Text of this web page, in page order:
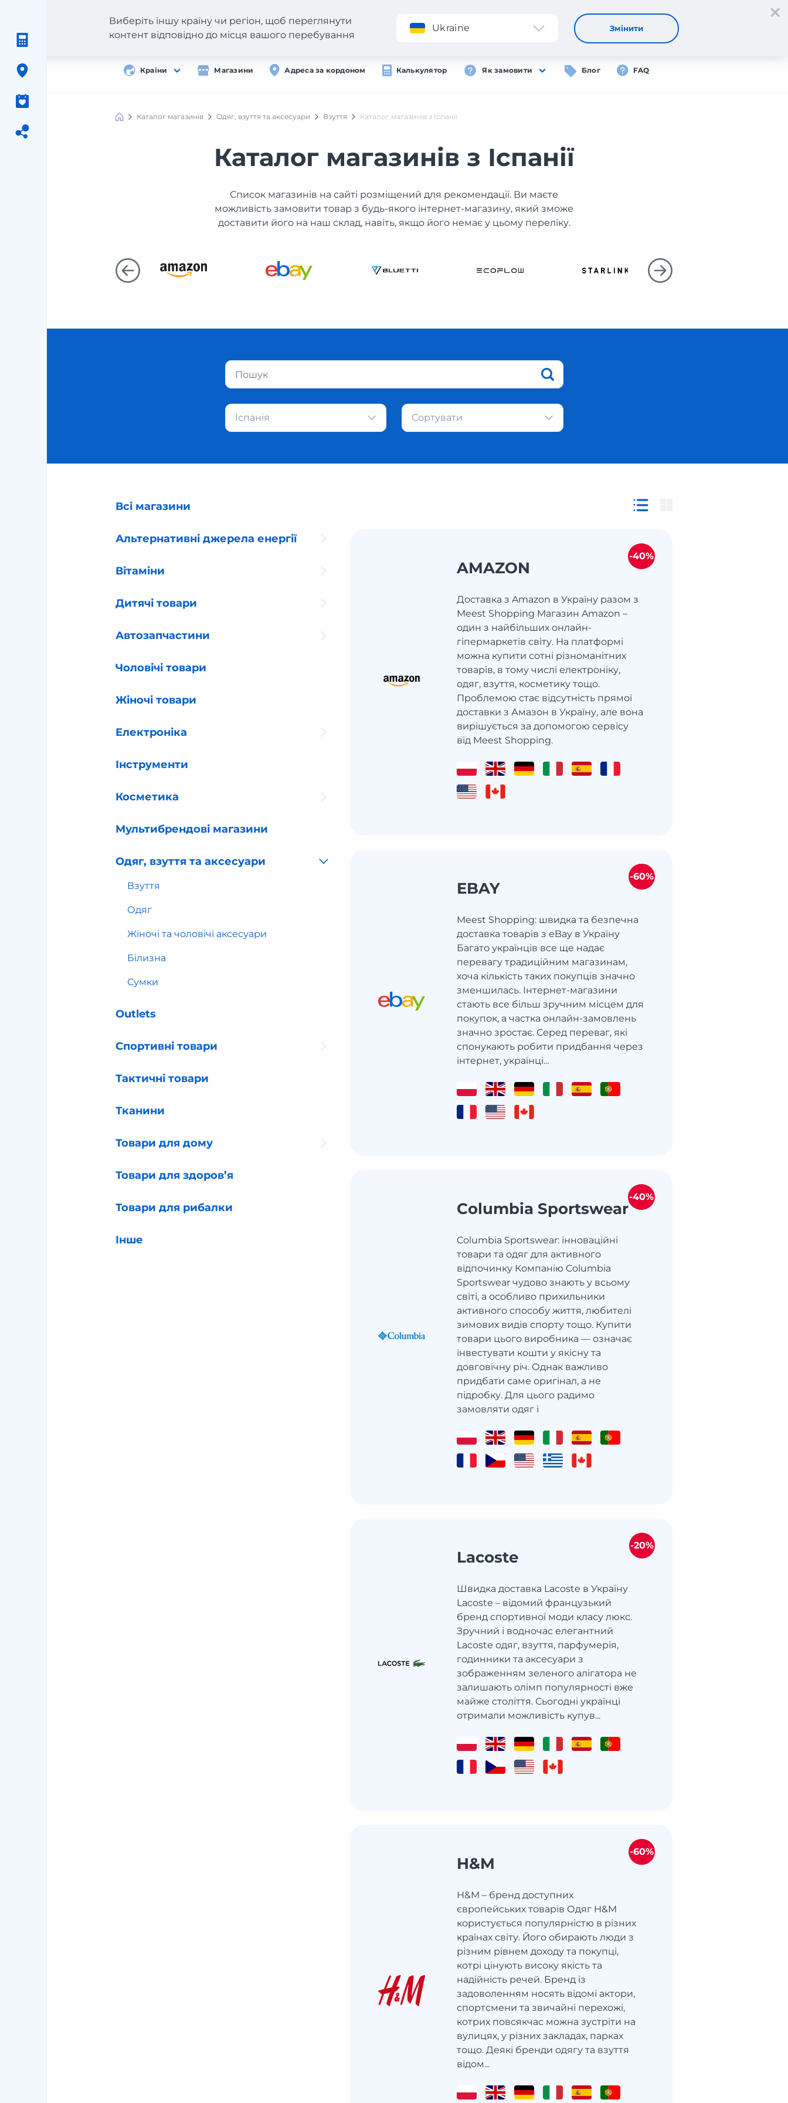
Додаток Реєстрація Вхід
Країни Магазини Адреса за кордоном Калькулятор Як замовити Блог FAQ
Виберіть іншу країну чи регіон, щоб переглянути
контент відповідно до місця вашого перебування
Ukraine Змінити
Каталог магазинів Одяг, взуття та аксесуари Взуття Каталог магазинів з Іспанії
Каталог магазинів з Іспанії
Список магазинів на сайті розміщений для рекомендації. Ви маєте
можливість замовити товар з будь-якого інтернет-магазину, який зможе
доставити його на наш склад, навіть, якщо його немає у цьому переліку.
Іспанія Сортувати
Всі магазини
Альтернативні джерела енергії
Вітаміни
Дитячі товари
Автозапчастини
Чоловічі товари
Жіночі товари
Електроніка
Інструменти
Косметика
Мультибрендові магазини
Одяг, взуття та аксесуари
Взуття
Одяг
Жіночі та чоловічі аксесуари
Білизна
Сумки
Outlets
Спортивні товари
Тактичні товари
Тканини
Товари для дому
Товари для здоров’я
Товари для рибалки
Інше
AMAZON
Доставка з Amazon в Україну разом з
Meest Shopping Магазин Amazon –
один з найбільших онлайн-
гіпермаркетів світу. На платформі
можна купити сотні різноманітних
товарів, в тому числі електроніку,
одяг, взуття, косметику тощо.
Проблемою стає відсутність прямої
доставки з Амазон в Україну, але вона
вирішується за допомогою сервісу
від Meest Shopping.
-40%
EBAY
Meest Shopping: швидка та безпечна
доставка товарів з eBay в Україну
Багато українців все ще надає
перевагу традиційним магазинам,
хоча кількість таких покупців значно
зменшилась. Інтернет-магазини
стають все більш зручним місцем для
покупок, а частка онлайн-замовлень
значно зростає. Серед переваг, які
спонукають робити придбання через
інтернет, українці...
-60%
Columbia Sportswear
Columbia Sportswear: інноваційні
товари та одяг для активного
відпочинку Компанію Columbia
Sportswear чудово знають у всьому
світі, а особливо прихильники
активного способу життя, любителі
зимових видів спорту тощо. Купити
товари цього виробника — означає
інвестувати кошти у якісну та
довговічну річ. Однак важливо
придбати саме оригінал, а не
підробку. Для цього радимо
замовляти одяг і
-40%
Lacoste
Швидка доставка Lacoste в Україну
Lacoste – відомий французький
бренд спортивної моди класу люкс.
Зручний і водночас елегантний
Lacoste одяг, взуття, парфумерія,
годинники та аксесуари з
зображенням зеленого алігатора не
залишають олімп популярності вже
майже століття. Сьогодні українці
отримали можливість купув...
-20%
H&M
H&M – бренд доступних
європейських товарів Одяг H&M
користується популярністю в різних
країнах світу. Його обирають люди з
різним рівнем доходу та покупці,
котрі цінують високу якість та
надійність речей. Бренд із
задоволенням носять відомі актори,
спортсмени та звичайні перехожі,
котрих повсякчас можна зустріти на
вулицях, у різних закладах, парках
тощо. Деякі бренди одягу та взуття
відом...
-60%